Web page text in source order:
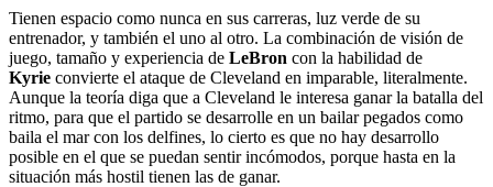
Tienen espacio como nunca en sus carreras, luz verde de su
entrenador, y también el uno al otro. La combinación de visión de
juego, tamaño y experiencia de LeBron con la habilidad de
Kyrie convierte el ataque de Cleveland en imparable, literalmente.
Aunque la teoría diga que a Cleveland le interesa ganar la batalla del
ritmo, para que el partido se desarrolle en un bailar pegados como
baila el mar con los delfines, lo cierto es que no hay desarrollo
posible en el que se puedan sentir incómodos, porque hasta en la
situación más hostil tienen las de ganar.